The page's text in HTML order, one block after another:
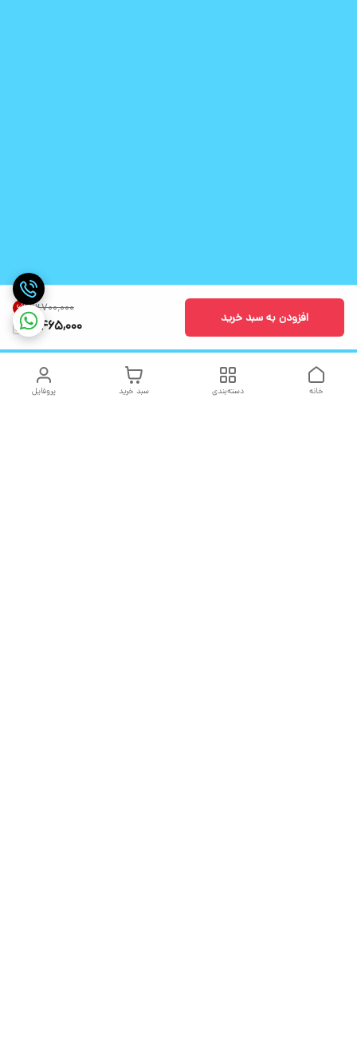
۳٬۷۰۰٬۰۰۰ 6%
3,465,000 افزودن به سبد خرید
پروفایل سبد خرید دسته‌بندی خانه